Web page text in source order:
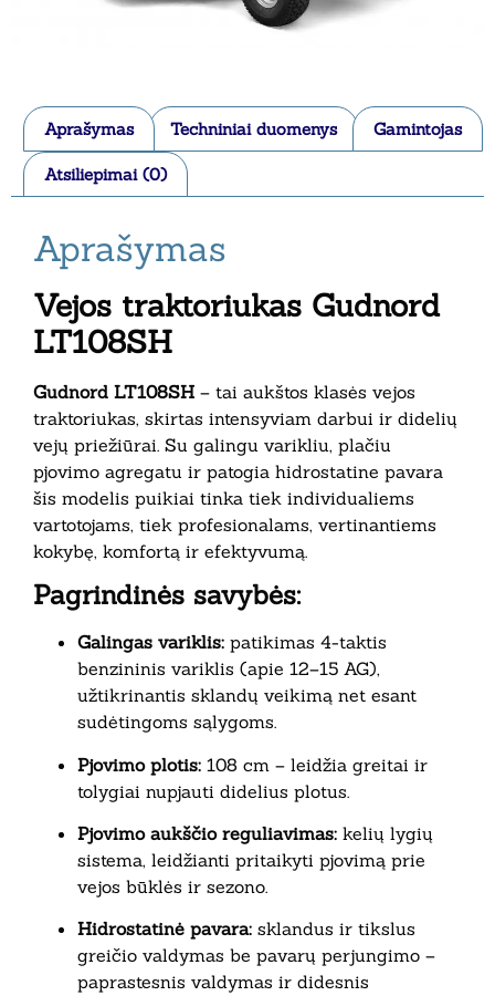
Aprašymas Techniniai duomenys Gamintojas
Atsiliepimai (0)
Aprašymas
Vejos traktoriukas Gudnord
LT108SH
Gudnord LT108SH – tai aukštos klasės vejos
traktoriukas, skirtas intensyviam darbui ir didelių
vejų priežiūrai. Su galingu varikliu, plačiu
pjovimo agregatu ir patogia hidrostatine pavara
šis modelis puikiai tinka tiek individualiems
vartotojams, tiek profesionalams, vertinantiems
kokybę, komfortą ir efektyvumą.
Pagrindinės savybės:
Galingas variklis: patikimas 4-taktis
benzininis variklis (apie 12–15 AG),
užtikrinantis sklandų veikimą net esant
sudėtingoms sąlygoms.
Pjovimo plotis: 108 cm – leidžia greitai ir
tolygiai nupjauti didelius plotus.
Pjovimo aukščio reguliavimas: kelių lygių
sistema, leidžianti pritaikyti pjovimą prie
vejos būklės ir sezono.
Hidrostatinė pavara: sklandus ir tikslus
greičio valdymas be pavarų perjungimo –
paprastesnis valdymas ir didesnis